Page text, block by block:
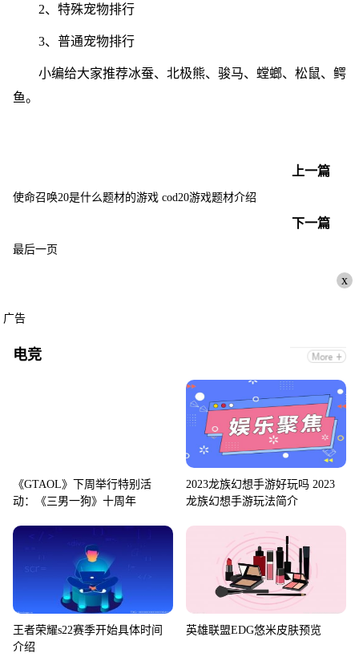
2、特殊宠物排行
3、普通宠物排行
小编给大家推荐冰蚕、北极熊、骏马、螳螂、松鼠、鳄
鱼。
上一篇
使命召唤20是什么题材的游戏 cod20游戏题材介绍
下一篇
最后一页
x
广告
电竞
《GTAOL》下周举行特别活
动：《三男一狗》十周年
2023龙族幻想手游好玩吗 2023
龙族幻想手游玩法简介
王者荣耀s22赛季开始具体时间
介绍
英雄联盟EDG悠米皮肤预览